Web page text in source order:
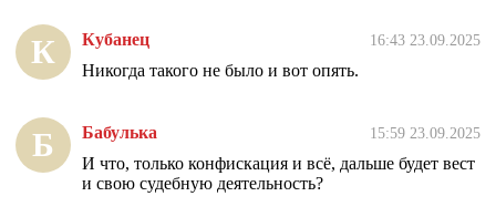
К Кубанец 16:43 23.09.2025
Никогда такого не было и вот опять.
Б Бабулька 15:59 23.09.2025
И что, только конфискация и всё, дальше будет вест
и свою судебную деятельность?